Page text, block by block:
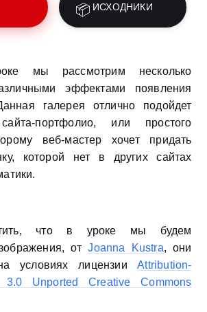
ИСХОДНИКИ
мы рассмотрим несколько
эффектами появления
галерея отлично подойдет
портфолио, или простого
веб-мастер хочет придать
которой нет в других сайтах
что в уроке мы будем
отJoanna Kustra, они
условиях лицензииAttribution-
3.0 Unported Creative Commons